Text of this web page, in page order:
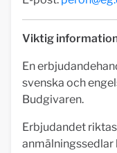
Viktig
En
svenska och
Budgivaren.
Erbjudandet